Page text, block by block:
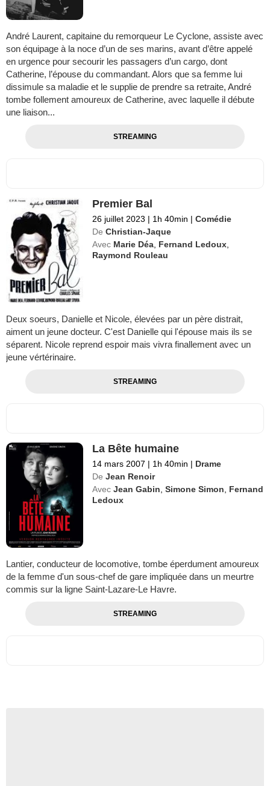
André Laurent, capitaine du remorqueur Le Cyclone, assiste avec
son équipage à la noce d’un de ses marins, avant d’être appelé
en urgence pour secourir les passagers d’un cargo, dont
Catherine, l’épouse du commandant. Alors que sa femme lui
dissimule sa maladie et le supplie de prendre sa retraite, André
tombe follement amoureux de Catherine, avec laquelle il débute
une liaison...
STREAMING
Premier Bal
26 juillet 2023 | 1h 40min | Comédie
De Christian-Jaque
Avec Marie Déa Fernand Ledoux
Raymond Rouleau
Deux soeurs, Danielle et Nicole, élevées par un père distrait,
aiment un jeune docteur. C'est Danielle qui l'épouse mais ils se
séparent. Nicole reprend espoir mais vivra finallement avec un
jeune vértérinaire.
STREAMING
La Bête humaine
14 mars 2007 | 1h 40min | Drame
De Jean Renoir
Avec Jean Gabin ,Simone Simon
Fernand
Ledoux
Lantier, conducteur de locomotive, tombe éperdument amoureux
de la femme d'un sous-chef de gare impliquée dans un meurtre
commis sur la ligne Saint-Lazare-Le Havre.
STREAMING